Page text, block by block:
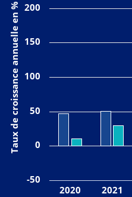
Taux de croissance annuelle en %
2020 2021
-50
0
50
100
150
200